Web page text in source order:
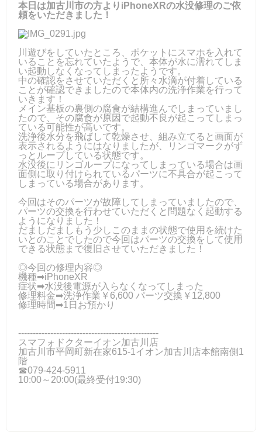
本日は加古川市の方よりiPhoneXRの水没修理のご依
頼をいただきました！
川遊びをしていたところ、ポケットにスマホを入れて
いることを忘れていたようで、本体が水に濡れてしま
い起動しなくなってしまったようです。
中の確認をさせていただくと所々水滴が付着している
ことが確認できましたので本体内の洗浄作業を行って
いきます！
メイン基板の裏側の腐食が結構進んでしまっていまし
たので、その腐食が原因で起動不良が起こってしまっ
ている可能性が高いです。
洗浄後水分を飛ばして乾燥させ、組み立てると画面が
表示されるようにはなりましたが、リンゴマークがず
っとループしている状態です。
水没後にリンゴループになってしまっている場合は画
面側に取り付けられているパーツに不具合が起こって
しまっている場合があります。
今回はそのパーツが故障してしまっていましたので、
パーツの交換を行わせていただくと問題なく起動する
ようになりました！
だましだましもう少しこのままの状態で使用を続けた
いとのことでしたので今回はパーツの交換をして使用
できる状態まで復旧させていただきました！
◎今回の修理内容◎
機種➡iPhoneXR
症状➡水没後電源が入らなくなってしまった
修理料金➡洗浄作業￥6,600 パーツ交換￥12,800
修理時間➡1日お預かり
------------------------------------------------
スマフォドクターイオン加古川店
加古川市平岡町新在家615-1イオン加古川店本館南側1
階
☎079-424-5911
10:00～20:00(最終受付19:30)